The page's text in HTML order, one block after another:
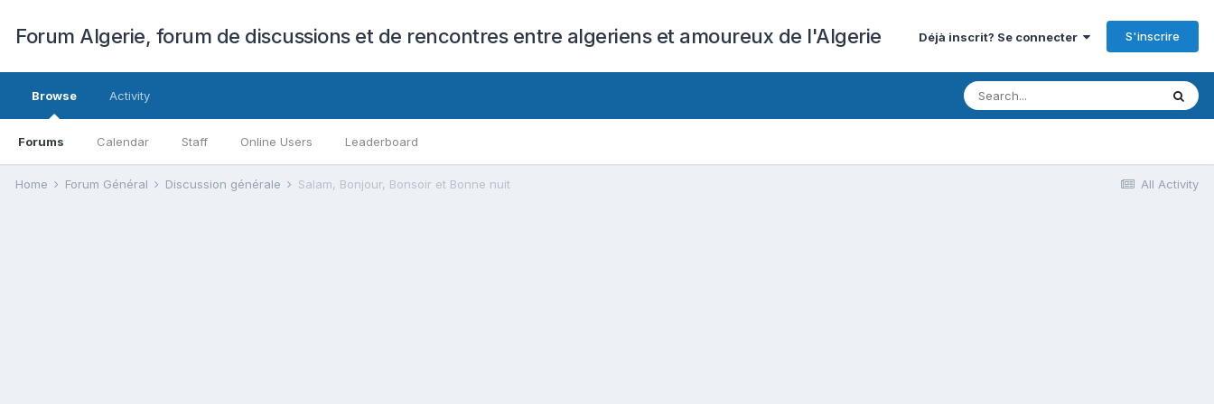
Forum Algerie, forum de discussions et de rencontres entre algeriens et amoureux de l'Algerie Déjà inscrit? Se connecter S'inscrire
Browse
Forums Calendar Staff Online Users Leaderboard
Activity
All Activity
Home Forum Général Discussion générale Salam, Bonjour, Bonsoir et Bonne nuit